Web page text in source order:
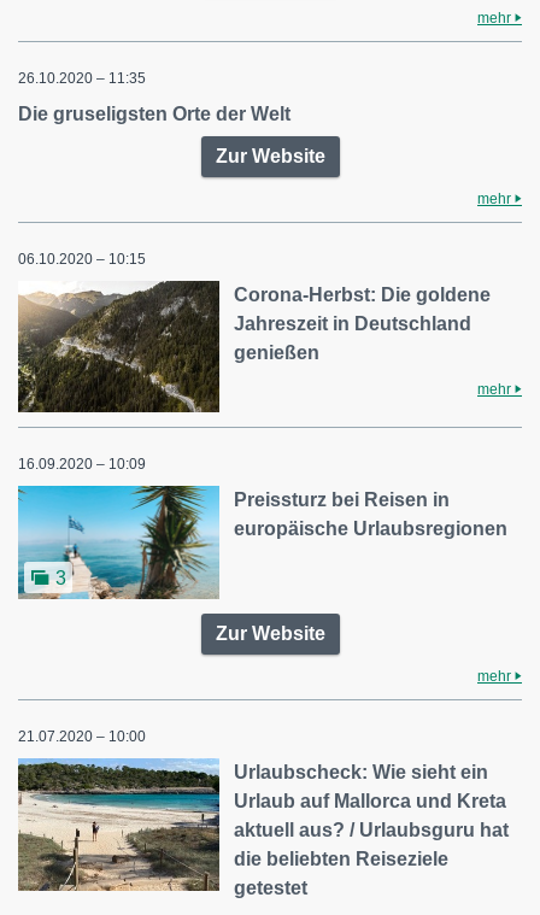
mehr
26.10.2020 – 11:35
Die gruseligsten Orte der Welt
Zur Website
mehr
06.10.2020 – 10:15
Corona-Herbst: Die goldene
Jahreszeit in Deutschland
genießen
mehr
16.09.2020 – 10:09
3
Preissturz bei Reisen in
europäische Urlaubsregionen
Zur Website
mehr
21.07.2020 – 10:00
Urlaubscheck: Wie sieht ein
Urlaub auf Mallorca und Kreta
aktuell aus? / Urlaubsguru hat
die beliebten Reiseziele
getestet